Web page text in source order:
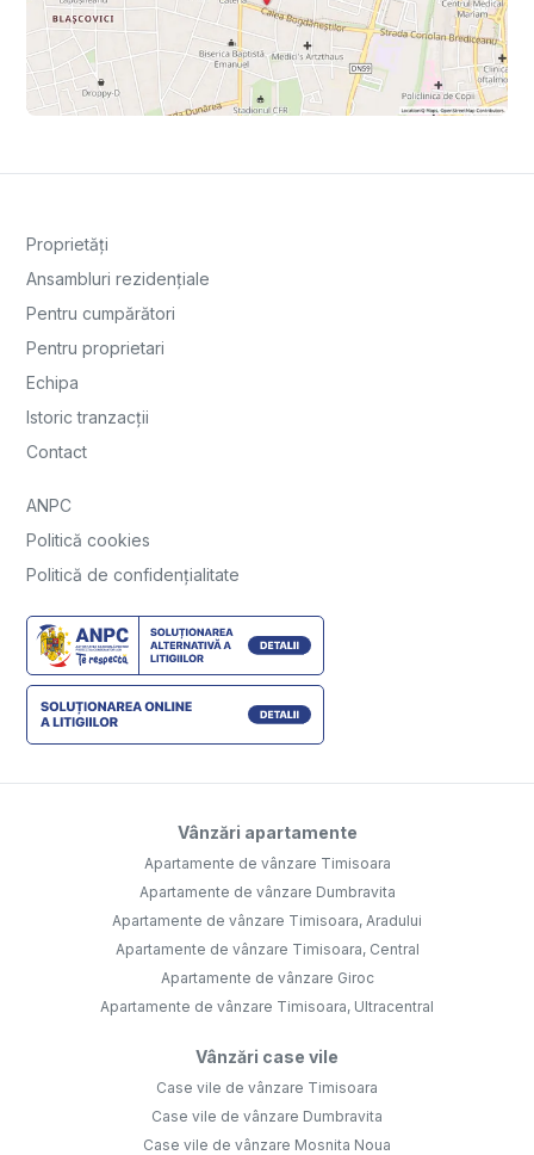
Proprietăți
Ansambluri rezidențiale
Pentru cumpărători
Pentru proprietari
Echipa
Istoric tranzacții
Contact
ANPC
Politică cookies
Politică de confidențialitate
Vânzări apartamente
Apartamente de vânzare Timisoara
Apartamente de vânzare Dumbravita
Apartamente de vânzare Timisoara, Aradului
Apartamente de vânzare Timisoara, Central
Apartamente de vânzare Giroc
Apartamente de vânzare Timisoara, Ultracentral
Vânzări case vile
Case vile de vânzare Timisoara
Case vile de vânzare Dumbravita
Case vile de vânzare Mosnita Noua